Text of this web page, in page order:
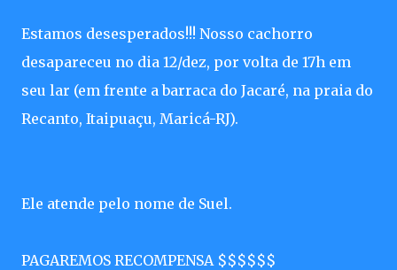
Estamos desesperados!!! Nosso cachorro
desapareceu no dia 12/dez, por volta de 17h em
seu lar (em frente a barraca do Jacaré, na praia do
Recanto, Itaipuaçu, Maricá-RJ).
Ele atende pelo nome de Suel.
PAGAREMOS RECOMPENSA $$$$$$